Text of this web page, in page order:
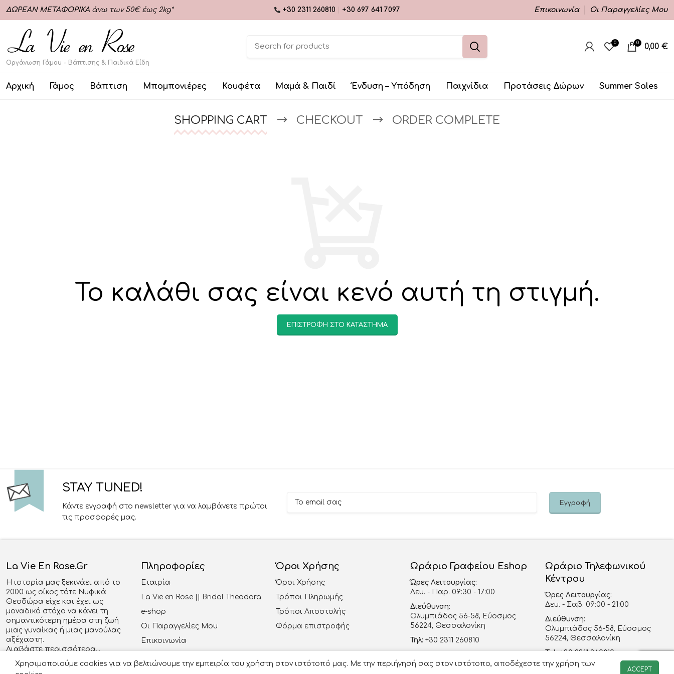
ΔΩΡΕΑΝ ΜΕΤΑΦΟΡΙΚΑ άνω των 50€ έως 2kg* +30 2311 260810 +30 697 641 7097 Επικοινωνία Οι Παραγγελίες Μου
Οργάνωση Γάμου - Βάπτισης & Παιδικά Είδη
0 0 0,00 €
Αρχική Γάμος Βάπτιση Μπομπονιέρες Κουφέτα Μαμά & Παιδί Ένδυση – Υπόδηση Παιχνίδια Προτάσεις Δώρων Summer Sales
SHOPPING CART CHECKOUT ORDER COMPLETE
Το καλάθι σας είναι κενό αυτή τη στιγμή.
ΕΠΙΣΤΡΟΦΉ ΣΤΟ ΚΑΤΆΣΤΗΜΑ
STAY TUNED!
Κάντε εγγραφή στο newsletter για να λαμβάνετε πρώτοι
τις προσφορές μας.
La Vie En Rose.gr
Η ιστορία μας ξεκινάει από το
2000 ως οίκος τότε Νυφικά
Θεοδώρα είχε και έχει ως
μοναδικό στόχο να κάνει τη
σημαντικότερη ημέρα στη ζωή
μιας γυναίκας ή μιας μανούλας
αξέχαστη.
Διαβάστε περισσότερα...
Ακολουθήστε μας στα social
Πληροφορίες
Εταιρία
La Vie en Rose || Bridal Theodora
e-shop
Οι Παραγγελίες Μου
Επικοινωνία
Όροι Χρήσης
Όροι Χρήσης
Τρόποι Πληρωμής
Τρόποι Αποστολής
Φόρμα επιστροφής
Ωράριο Γραφείου Eshop
Ώρες Λειτουργίας:
Δευ. - Παρ. 09:30 - 17:00
Διεύθυνση:
Ολυμπιάδος 56-58, Εύοσμος
56224, Θεσσαλονίκη
Τηλ: +30 2311 260810
Ωράριο Τηλεφωνικού
Κέντρου
Ώρες Λειτουργίας:
Δευ. - Σαβ. 09:00 - 21:00
Διεύθυνση:
Ολυμπιάδος 56-58, Εύοσμος
56224, Θεσσαλονίκη
Τηλ:+30 2311 260810
Κιν.:+30 697 6417097
Χρησιμοποιούμε cookies για να βελτιώνουμε την εμπειρία του χρήστη στον ιστότοπό μας. Με την περιήγησή σας στον ιστότοπο, αποδέχεστε την χρήση των
ACCEPT